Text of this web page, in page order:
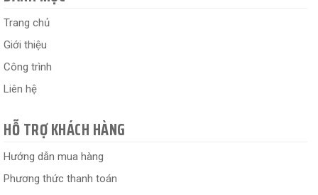
Trang chủ
Giới thiệu
Công trình
Liên hệ
HỖ TRỢ KHÁCH HÀNG
Hướng dẫn mua hàng
Phương thức thanh toán